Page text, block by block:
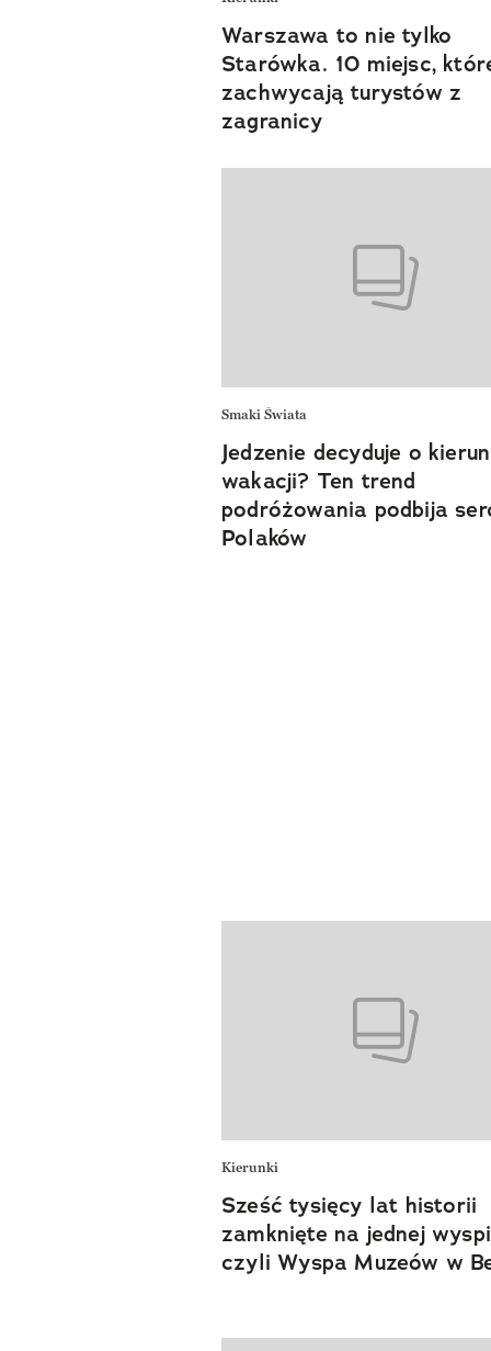
Warszawa to nie tylko
Starówka. 10 miejsc,
zachwycają turystów z
zagranicy
Smaki Świata
Jedzenie decyduje o
wakacji? Ten trend
podróżowania podbija
Polaków
Kierunki
Sześć tysięcy lat historii
zamknięte na jednej
czyli Wyspa Muzeów w